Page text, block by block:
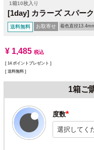
1箱10枚入り
[1day] カラーズ スパー
送料無料 お取寄せ 着色直径
¥ 1,485 税込
[ 14 ポイントプレゼント ]
送料無料
1箱ご
度数
(必
須)